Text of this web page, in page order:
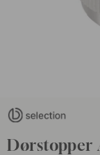
Dørstopper